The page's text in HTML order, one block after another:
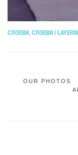
СЛОЕВИ, СЛОЕВИ |
OUR PHOTOS